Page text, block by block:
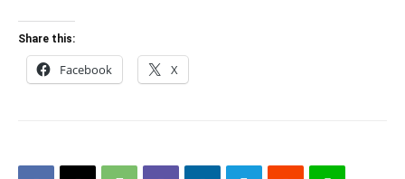
Share this:
Facebook X